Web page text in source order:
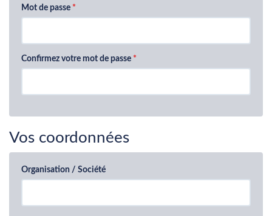
Mot de passe
Confirmez votre mot de passe
Vos coordonnées
Organisation / Société